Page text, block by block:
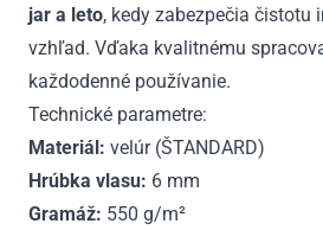
jar a leto, kedy zabezpečia čistotu
vzhľad. Vďaka kvalitnému
každodenné používanie.
Technické parametre:
Materiál: velúr (ŠTANDARD)
Hrúbka vlasu: 6 mm
Gramáž: 550 g/m²